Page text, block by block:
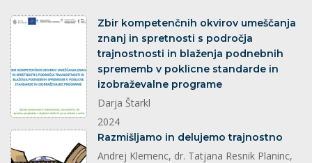
dokument
Zbir kompetenčnih okvirov umeščanja
znanj in spretnosti s področja
trajnostnosti in blaženja podnebnih
sprememb v poklicne standarde in
izobraževalne programe
Darja Štarkl
2024
splet
Razmišljamo in delujemo trajnostno
Andrej Klemenc, dr. Tatjana Resnik Planinc,